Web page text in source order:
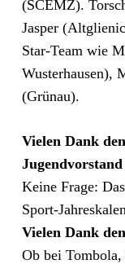
(SCEMZ).
Jasper
Star-Team wie
Wusterhausen),
(Grünau).
Vielen Dank
Jugendvorstand
Keine Frage:
Sport-
Vielen Dank
Ob bei